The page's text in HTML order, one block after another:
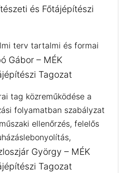
és Főtájépítészi
terv tartalmi és formai
Gábor – MÉK
Tagozat
tag közreműködése a
folyamatban szabályzat
ellenőrzés, felelős
György – MÉK
Tagozat